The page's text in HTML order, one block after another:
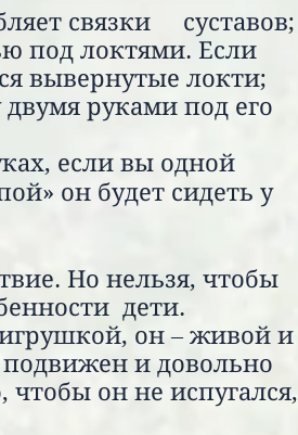
связки суставов;
под локтями. Если
вывернутые локти;
руками под его
если вы одной
он будет сидеть у
Но нельзя, чтобы
дети.
игрушкой, он – живой и
и довольно
он не испугался,